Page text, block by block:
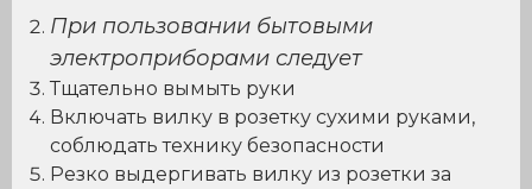
При пользовании бытовыми
электроприборами следует
Тщательно вымыть руки
Включать вилку в розетку сухими руками,
соблюдать технику безопасности
Резко выдергивать вилку из розетки за